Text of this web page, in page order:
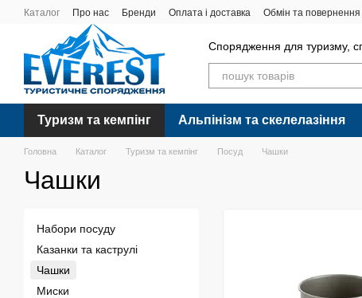
Перейти до основного контенту
Каталог Про нас Бренди Оплата і доставка Обмін та повернення
Спорядження для туризму,
Туризм та кемпінг Альпінізм та скелелазіння
Головна Каталог Туризм та кемпінг Посуд Чашки
Чашки
Набори посуду
Казанки та каструлі
Чашки
Миски